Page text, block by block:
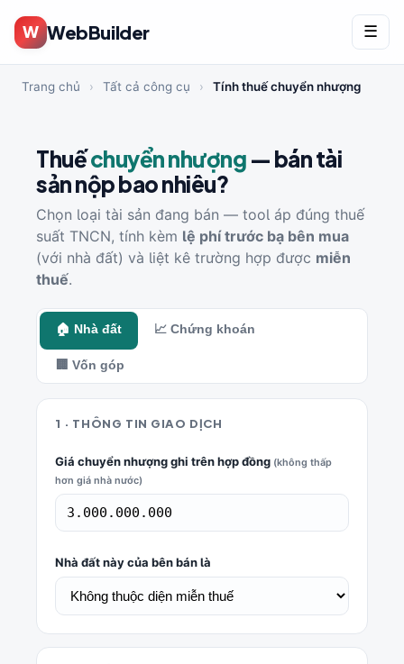
W WebBuilder ☰
Trang chủ › Tất cả công cụ › Tính thuế chuyển nhượng
Thuếchuyển nhượng — bán tài
sản nộp bao nhiêu?
Chọn loại tài sản đang bán — tool áp đúng thuế
suất TNCN, tính kèm lệ phí trước bạ bên mua
(với nhà đất) và liệt kê trường hợp được miễn
thuế.
🏠 Nhà đất 📈 Chứng khoán
🏢 Vốn góp
1 · THÔNG TIN GIAO DỊCH
Giá chuyển nhượng ghi trên hợp đồng (không thấp
hơn giá nhà nước)
Nhà đất này của bên bán là